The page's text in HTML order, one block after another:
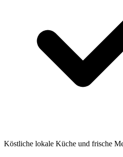
Köstliche lokale Küche und frische